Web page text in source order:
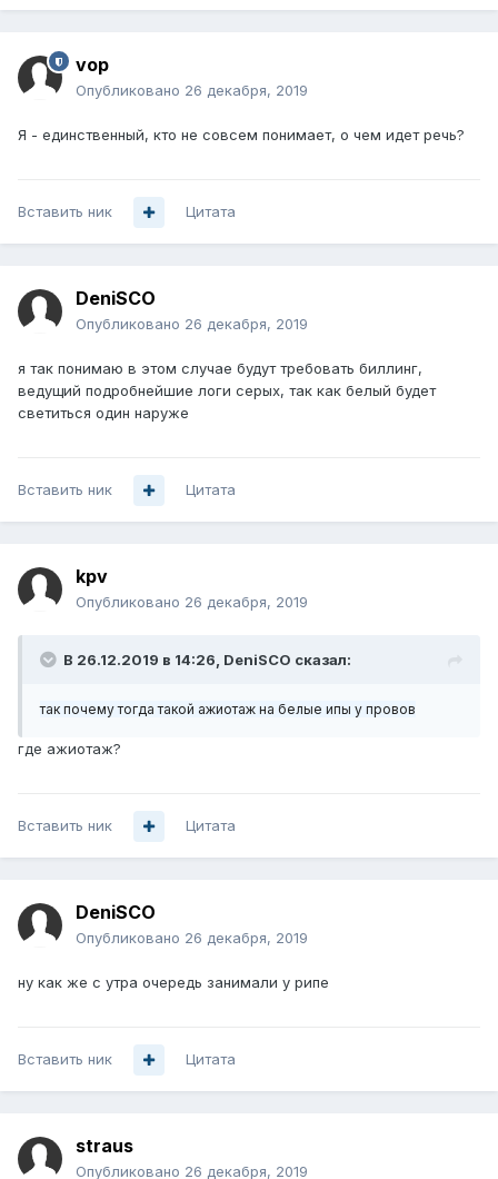
vop
Опубликовано 26 декабря, 2019
Я - единственный, кто не совсем понимает, о чем идет речь?
Вставить ник Цитата
DeniSCO
Опубликовано 26 декабря, 2019
я так понимаю в этом случае будут требовать биллинг,
ведущий подробнейшие логи серых, так как белый будет
светиться один наруже
Вставить ник Цитата
kpv
Опубликовано 26 декабря, 2019
В 26.12.2019 в 14:26, DeniSCO сказал:
так почему тогда такой ажиотаж на белые ипы у провов
где ажиотаж?
Вставить ник Цитата
DeniSCO
Опубликовано 26 декабря, 2019
ну как же с утра очередь занимали у рипе
Вставить ник Цитата
straus
Опубликовано 26 декабря, 2019